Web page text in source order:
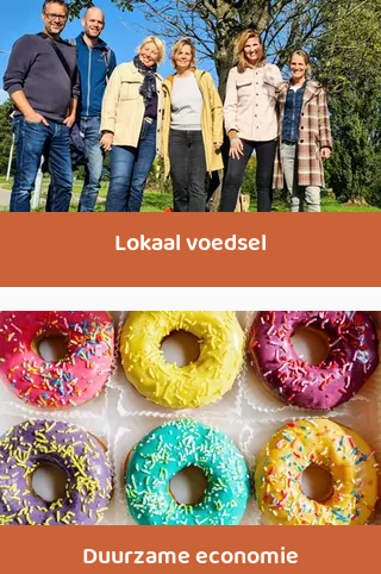
Lokaal voedsel
Duurzame economie